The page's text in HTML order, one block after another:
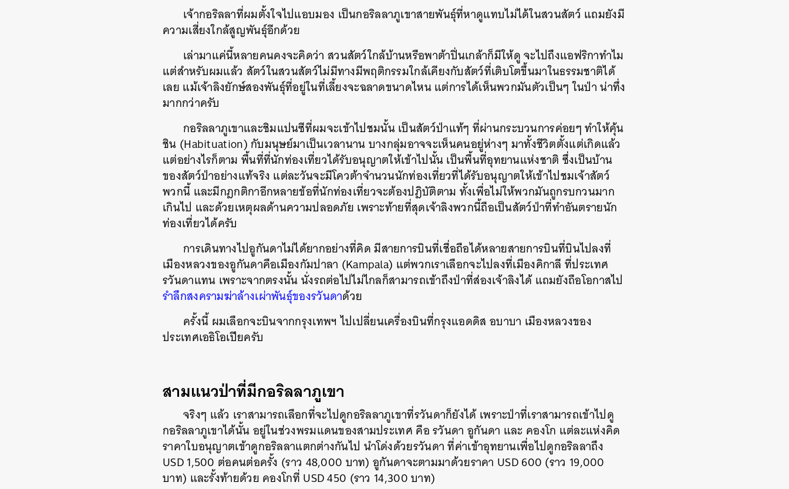
เจ้ากอริลลาที่ผมตั้งใจไปแอบมอง เป็นกอริลลาภูเขาสายพันธุ์ที่หาดูแทบไม่ได้ในสวนสัตว์ แถมยังมี
ความเสี่ยงใกล้สูญพันธุ์อีกด้วย
เล่ามาแค่นี้หลายคนคงจะคิดว่า สวนสัตว์ใกล้บ้านหรือพาต้าปิ่นเกล้าก็มีให้ดู จะไปถึงแอฟริกาทำไม
แต่สำหรับผมแล้ว สัตว์ในสวนสัตว์ไม่มีทางมีพฤติกรรมใกล้เคียงกับสัตว์ที่เติบโตขึ้นมาในธรรมชาติได้
เลย แม้เจ้าลิงยักษ์สองพันธุ์ที่อยู่ในที่เลี้ยงจะฉลาดขนาดไหน แต่การได้เห็นพวกมันตัวเป็นๆ ในป่า น่าทึ่ง
มากกว่าครับ
กอริลลาภูเขาและชิมแปนซีที่ผมจะเข้าไปชมนั้น เป็นสัตว์ป่าแท้ๆ ที่ผ่านกระบวนการค่อยๆ ทำให้คุ้น
ชิน (Habituation) กับมนุษย์มาเป็นเวลานาน บางกลุ่มอาจจะเห็นคนอยู่ห่างๆ มาทั้งชีวิตตั้งแต่เกิดแล้ว
แต่อย่างไรก็ตาม พื้นที่ที่นักท่องเที่ยวได้รับอนุญาตให้เข้าไปนั้น เป็นพื้นที่อุทยานแห่งชาติ ซึ่งเป็นบ้าน
ของสัตว์ป่าอย่างแท้จริง แต่ละวันจะมีโควต้าจำนวนนักท่องเที่ยวที่ได้รับอนุญาตให้เข้าไปชมเจ้าสัตว์
พวกนี้ และมีกฎกติกาอีกหลายข้อที่นักท่องเที่ยวจะต้องปฎิบัติตาม ทั้งเพื่อไม่ให้พวกมันถูกรบกวนมาก
เกินไป และด้วยเหตุผลด้านความปลอดภัย เพราะท้ายที่สุดเจ้าลิงพวกนี้ถือเป็นสัตว์ป่าที่ทำอันตรายนัก
ท่องเที่ยวได้ครับ
การเดินทางไปอูกันดาไม่ได้ยากอย่างที่คิด มีสายการบินที่เชื่อถือได้หลายสายการบินที่บินไปลงที่
เมืองหลวงของอูกันดาคือเมืองกัมปาลา (Kampala) แต่พวกเราเลือกจะไปลงที่เมืองคิกาลี ที่ประเทศ
รวันดาแทน เพราะจากตรงนั้น นั่งรถต่อไปไม่ไกลก็สามารถเข้าถึงป่าที่ส่องเจ้าลิงได้ แถมยังถือโอกาสไป
รำลึกสงครามฆ่าล้างเผ่าพันธุ์ของรวันดาด้วย
ครั้งนี้ ผมเลือกจะบินจากกรุงเทพฯ ไปเปลี่ยนเครื่องบินที่กรุงแอดดิส อบาบา เมืองหลวงของ
ประเทศเอธิโอเปียครับ
สามแนวป่าที่มีกอริลลาภูเขา
จริงๆ แล้ว เราสามารถเลือกที่จะไปดูกอริลลาภูเขาที่รวันดาก็ยังได้ เพราะป่าที่เราสามารถเข้าไปดู
กอริลลาภูเขาได้นั้น อยู่ในช่วงพรมแดนของสามประเทศ คือ รวันดา อูกันดา และ คองโก แต่ละแห่งคิด
ราคาใบอนุญาตเข้าดูกอริลลาแตกต่างกันไป นำโด่งด้วยรวันดา ที่ค่าเข้าอุทยานเพื่อไปดูกอริลลาถึง
USD 1,500 ต่อคนต่อครั้ง (ราว 48,000 บาท) อูกันดาจะตามมาด้วยราคา USD 600 (ราว 19,000
บาท) และรั้งท้ายด้วย คองโกที่ USD 450 (ราว 14,300 บาท)
SHARE